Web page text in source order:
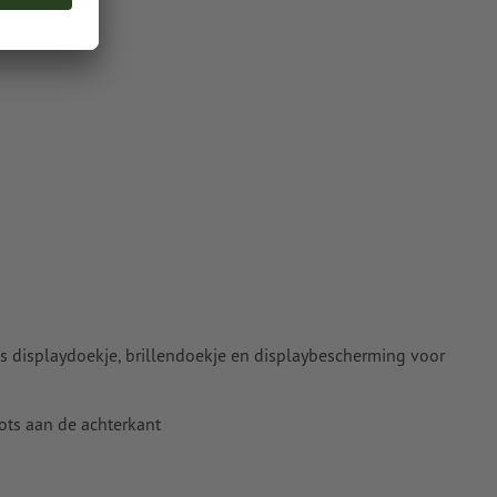
krommen
brillendoekje en displaybescherming voor
aan de achterkant